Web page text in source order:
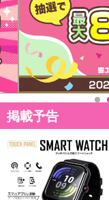
掲載予告